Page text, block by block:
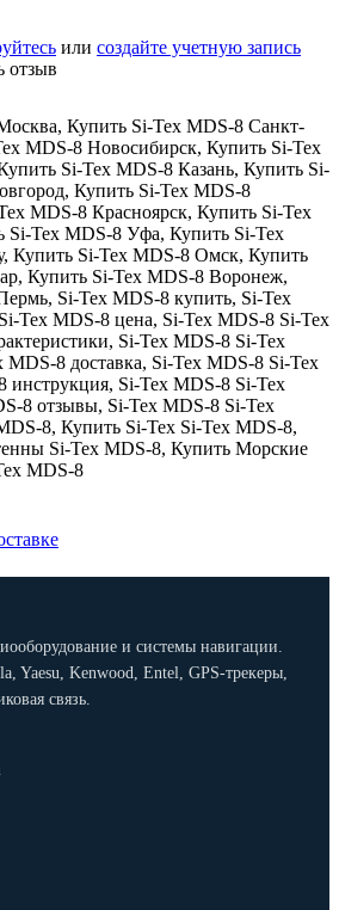
или создайте учетную запись
отзыв
, Купить Si-Tex MDS-8 Санкт-
MDS-8 Новосибирск, Купить Si-Tex
Si-Tex MDS-8 Казань, Купить Si-
, Купить Si-Tex MDS-8
MDS-8 Красноярск, Купить Si-Tex
Si-Tex MDS-8 Уфа, Купить Si-Tex
, Купить Si-Tex MDS-8 Омск, Купить
, Купить Si-Tex MDS-8 Воронеж,
, Si-Tex MDS-8 купить, Si-Tex
Si-Tex MDS-8 цена, Si-Tex MDS-8 Si-Tex
, Si-Tex MDS-8 Si-Tex
MDS-8 доставка, Si-Tex MDS-8 Si-Tex
инструкция, Si-Tex MDS-8 Si-Tex
8 отзывы, Si-Tex MDS-8 Si-Tex
8, Купить Si-Tex Si-Tex MDS-8,
Si-Tex MDS-8, Купить Морские
MDS-8
и системы навигации.
Yaesu, Kenwood, Entel, GPS-трекеры,
связь.